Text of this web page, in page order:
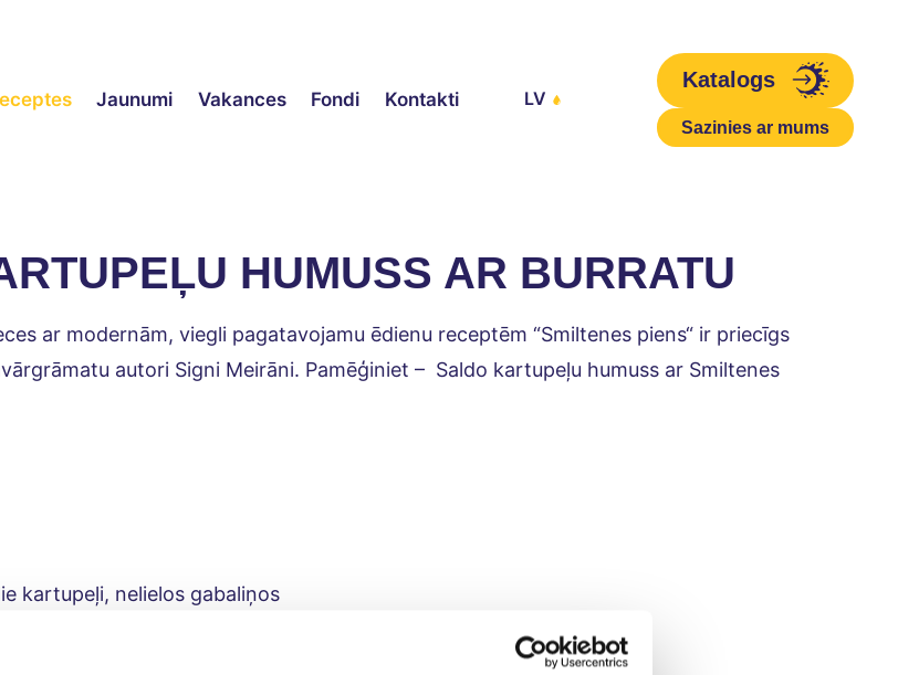
Jaunumi Vakances Fondi Kontakti LV
Katalogs
Sazinies ar mums
HUMUSS AR BURRATU
ar modernām, viegli pagatavojamu ēdienu receptēm “Smiltenes piens“ ir priecīgs
autori Signi Meirāni. Pamēģiniet –  Saldo kartupeļu humuss ar Smiltenes
kartupeļi, nelielos gabaliņos